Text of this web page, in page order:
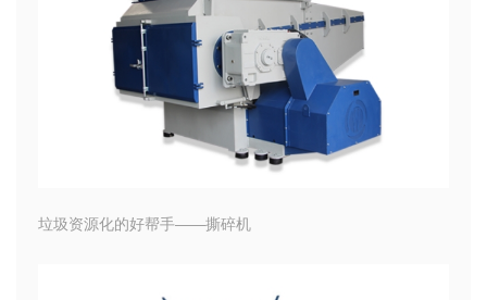
垃圾资源化的好帮手——撕碎机